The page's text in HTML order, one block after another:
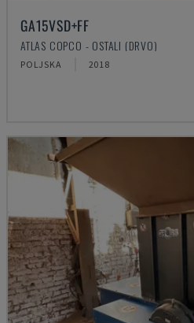
GA15VSD+FF
ATLAS COPCO - OSTALI (DRVO)
POLJSKA 2018